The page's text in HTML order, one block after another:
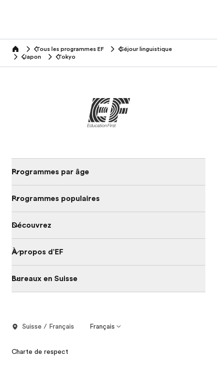
home Tous les programmes EF
Séjour linguistique
Japon
Tokyo
Programmes par âge
Programmes populaires
Découvrez
À propos d'EF
Bureaux en Suisse
Suisse / Français Français
Charte de respect